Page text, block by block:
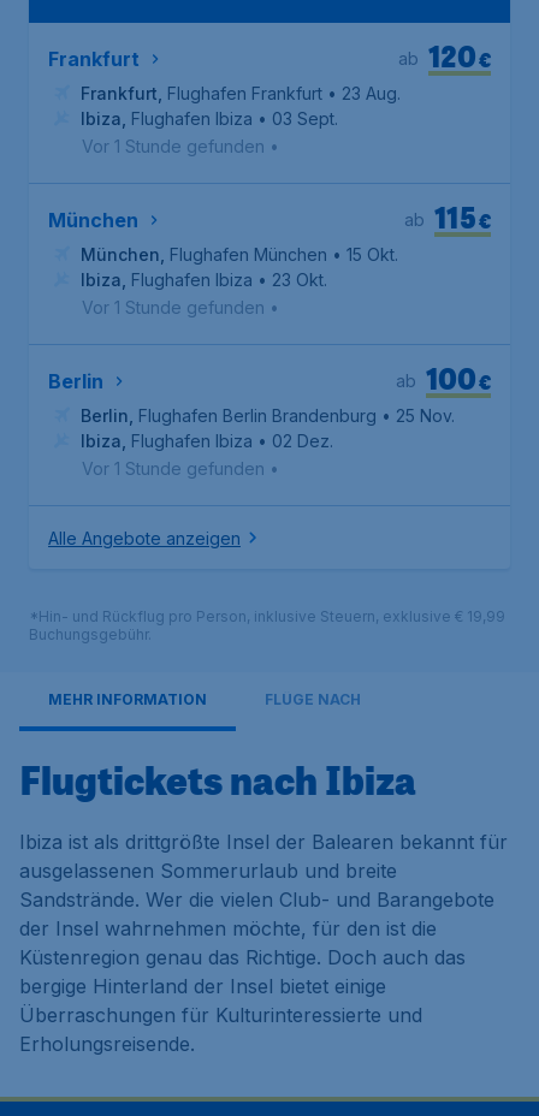
Frankfurt €
120
ab
Frankfurt Flughafen Frankfurt • 23 Aug.
Ibiza Flughafen Ibiza • 03 Sept.
Vor 1 Stunde gefunden •
München €
115
ab
München Flughafen München • 15 Okt.
Ibiza Flughafen Ibiza • 23 Okt.
Vor 1 Stunde gefunden •
Berlin €
100
ab
Berlin Flughafen Berlin Brandenburg • 25 Nov.
Ibiza Flughafen Ibiza • 02 Dez.
Vor 1 Stunde gefunden •
Alle Angebote anzeigen
*Hin- und Rückflug pro Person, inklusive Steuern, exklusive € 19,99
Buchungsgebühr.
MEHR INFORMATION FLÜGE NACH
Flugtickets nach Ibiza
Ibiza ist als drittgrößte Insel der Balearen bekannt für
ausgelassenen Sommerurlaub und breite
Sandstrände. Wer die vielen Club- und Barangebote
der Insel wahrnehmen möchte, für den ist die
Küstenregion genau das Richtige. Doch auch das
bergige Hinterland der Insel bietet einige
Überraschungen für Kulturinteressierte und
Erholungsreisende.